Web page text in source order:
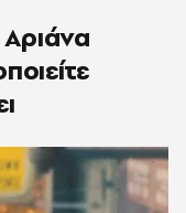
Αριάνα